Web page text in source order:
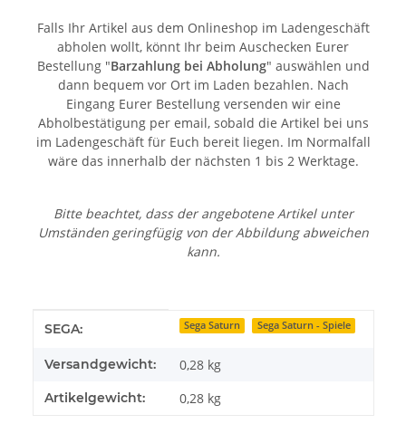
Falls Ihr Artikel aus dem Onlineshop im Ladengeschäft
abholen wollt, könnt Ihr beim Auschecken Eurer
Bestellung "Barzahlung bei Abholung" auswählen und
dann bequem vor Ort im Laden bezahlen. Nach
Eingang Eurer Bestellung versenden wir eine
Abholbestätigung per email, sobald die Artikel bei uns
im Ladengeschäft für Euch bereit liegen. Im Normalfall
wäre das innerhalb der nächsten 1 bis 2 Werktage.
Bitte beachtet, dass der angebotene Artikel unter
Umständen geringfügig von der Abbildung abweichen
kann.
Produkteigenschaft
Wert
SEGA: Sega Saturn Sega Saturn - Spiele
Versandgewicht: 0,28 kg
Artikelgewicht: 0,28 kg